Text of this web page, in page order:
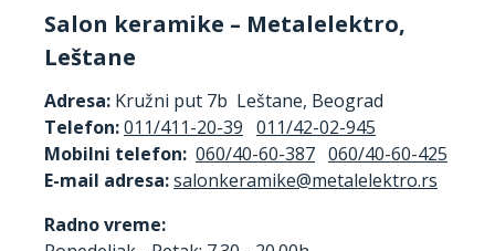
Salon keramike – Metalelektro,
Leštane
Adresa: Kružni put 7b Leštane, Beograd
Telefon:011/411-20-39 011/42-02-945
Mobilni telefon: 060/40-60-387 060/40-60-425
E-mail adresa:
Radno vreme: